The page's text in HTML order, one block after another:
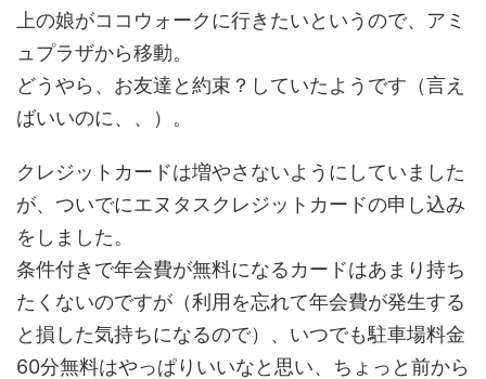
上の娘がココウォークに行きたいというので、アミ
ュプラザから移動。
どうやら、お友達と約束？していたようです（言え
ばいいのに、、）。
クレジットカードは増やさないようにしていました
が、ついでにエヌタスクレジットカードの申し込み
をしました。
条件付きで年会費が無料になるカードはあまり持ち
たくないのですが（利用を忘れて年会費が発生する
と損した気持ちになるので）、いつでも駐車場料金
60分無料はやっぱりいいなと思い、ちょっと前から